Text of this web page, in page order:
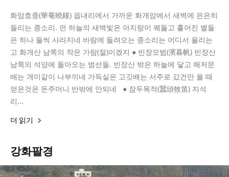
화암효종(華菴曉鐘) 읍내리에서 가까운 화개암에서 새벽에 은은히
들리는 종소리. 먼 하늘의 새벽빛은 아지랑이 꿰둟고 흩어진 별들
은 하나 둘씩 사라지네 바람에 들려오는 종소리는 어디서 울리는
고 화개산 남쪽의 작은 가람(절)이겠지 ● 빈장모범(濱暮帆) 빈장산
남쪽의 석양에 돌아오는 범선들. 빈장산 밖은 하늘에 닿고 해저문
배는 개미같이 나부끼네 가득실은 고깃배는 서주로 갔건만 올 때
얻은것은 돈주머니 반밖에 안되네 ● 잠두목적(蠶頭牧笛) 지석
리...
더 읽기
강화팔경